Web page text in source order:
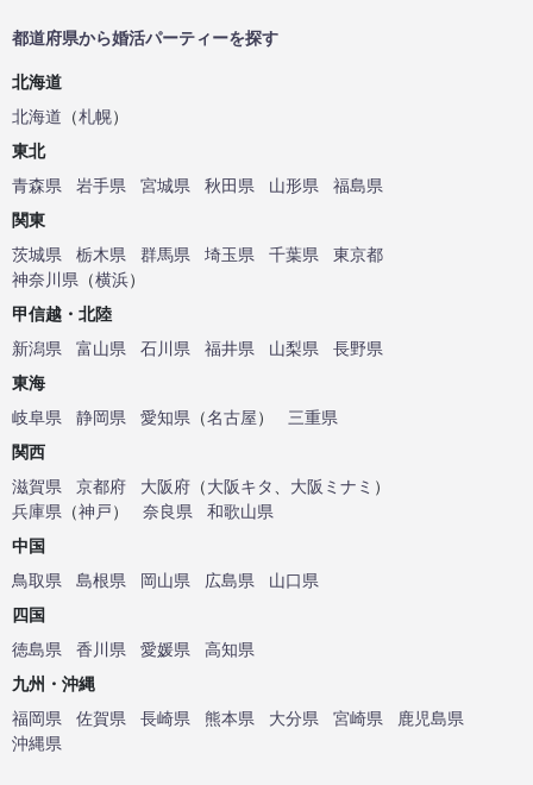
都道府県から婚活パーティーを探す
北海道
北海道 （札幌）
東北
青森県
岩手県 宮城県 秋田県 山形県
福島県
関東
茨城県
栃木県 群馬県 埼玉県 千葉県
東京都
神奈川県 （横浜）
甲信越・北陸
新潟県
富山県 石川県 福井県 山梨県
長野県
東海
岐阜県
静岡県 愛知県 （名古屋）
三重県
関西
滋賀県
京都府 大阪府 （大阪キタ 大阪ミナミ ）
兵庫県 （神戸） 奈良県
和歌山県
中国
鳥取県
島根県 岡山県 広島県
山口県
四国
徳島県
香川県 愛媛県
高知県
九州・沖縄
福岡県
佐賀県 長崎県 熊本県 大分県 宮崎県
鹿児島県
沖縄県